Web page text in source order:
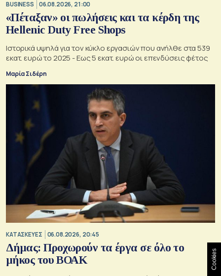
BUSINESS 06.08.2026, 21:00
«Πέταξαν» οι πωλήσεις και τα κέρδη της
Hellenic Duty Free Shops
Ιστορικά υψηλά για τον κύκλο εργασιών που ανήλθε στα 539
εκατ. ευρώ το 2025 - Εως 5 εκατ. ευρώ οι επενδύσεις φέτος
Μαρία Σιδέρη
ΚΑΤΑΣΚΕΥΕΣ 06.08.2026, 20:45
Δήμας: Προχωρούν τα έργα σε όλο το
μήκος του ΒΟΑΚ
Cookies